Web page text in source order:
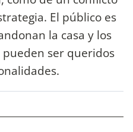
El público es
la casa y los
ser queridos